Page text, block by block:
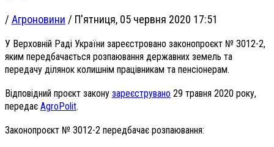
/ Агроновини / П'ятниця, 05 червня 2020 17:51
У Верховній Раді України зареєстровано законопроєкт № 3012-2,
яким передбачається розпаювання державних земель та
передачу ділянок колишнім працівникам та пенсіонерам.
Відповідний проєкт закону зареєструвано 29 травня 2020 року,
передає AgroPolit.
Законопроєкт № 3012-2 передбачає розпаювання: